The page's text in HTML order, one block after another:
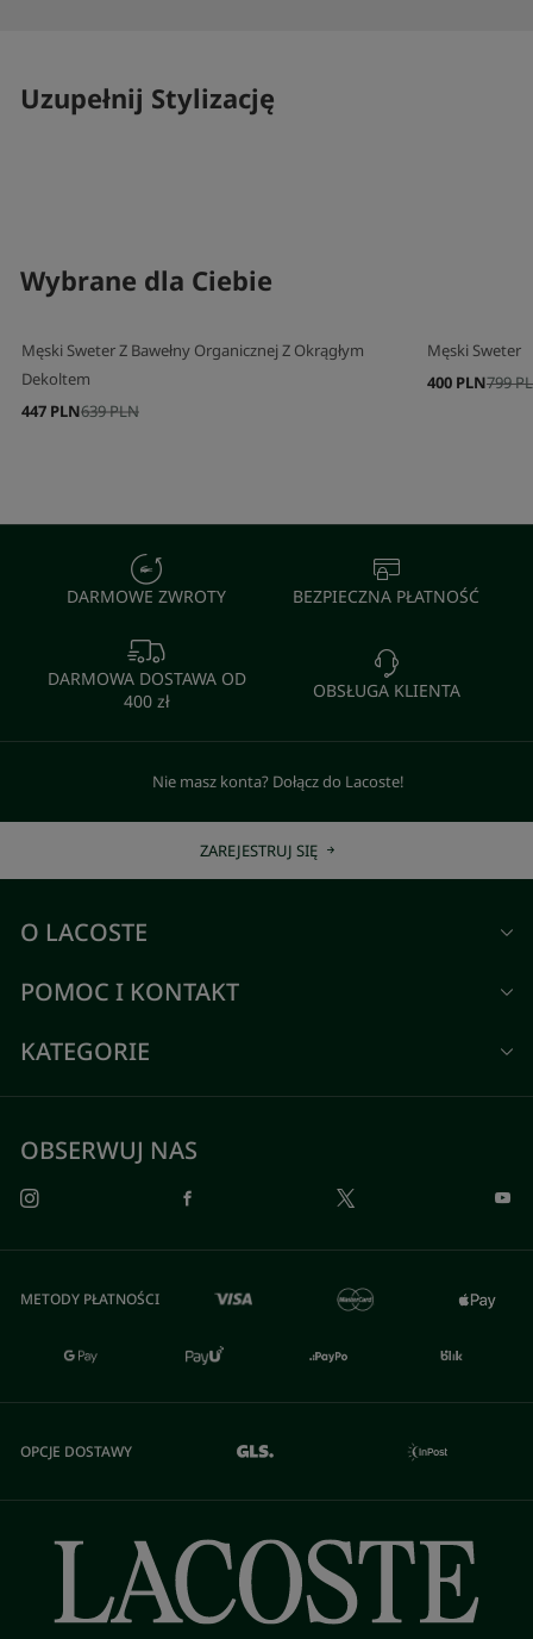
Uzupełnij Stylizację
Wybrane dla Ciebie
Męski Sweter Z Bawełny Organicznej Z Okrągłym
Dekoltem
639 PLN
447 PLN
Męski Sweter
799
400 PLN
DARMOWE ZWROTY BEZPIECZNA PŁATNOŚĆ
DARMOWA DOSTAWA OD
400 zł
OBSŁUGA KLIENTA
Nie masz konta? Dołącz do Lacoste!
ZAREJESTRUJ SIĘ
O LACOSTE
POMOC I KONTAKT
KATEGORIE
OBSERWUJ NAS
METODY PŁATNOŚCI
OPCJE DOSTAWY